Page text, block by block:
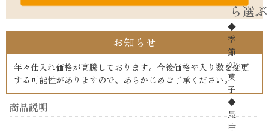
ら選ぶ
◆
季
節
の
菓
子
◆
最
中
お知らせ
年々仕入れ価格が高騰しております。今後価格や入り数を変更
する可能性がありますので、あらかじめご了承ください。
商品説明